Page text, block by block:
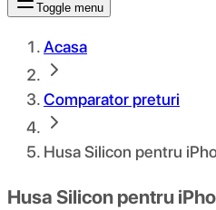
Toggle menu
Acasa
Comparator preturi
Husa Silicon pentru
Husa Silicon pentru